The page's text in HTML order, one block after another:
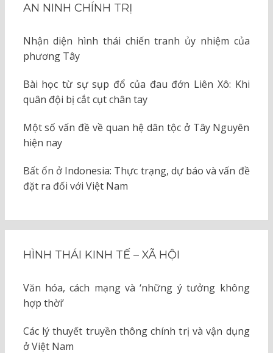
AN NINH CHÍNH TRỊ
Nhận diện hình thái chiến tranh ủy nhiệm của
phương Tây
Bài học từ sự sụp đổ của đau đớn Liên Xô: Khi
quân đội bị cắt cụt chân tay
Một số vấn đề về quan hệ dân tộc ở Tây Nguyên
hiện nay
Bất ổn ở Indonesia: Thực trạng, dự báo và vấn đề
đặt ra đối với Việt Nam
HÌNH THÁI KINH TẾ – XÃ HỘI
Văn hóa, cách mạng và ‘những ý tưởng không
hợp thời’
Các lý thuyết truyền thông chính trị và vận dụng
ở Việt Nam